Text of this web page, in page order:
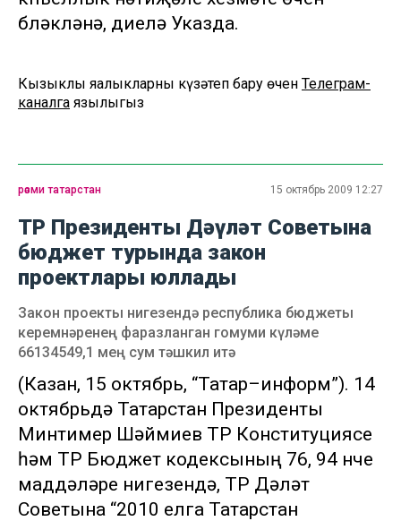
бүләкләнә, диелә Указда.
Кызыклы яңалыкларны күзәтеп бару өчен Телеграм-
каналга язылыгыз
рәсми татарстан 15 октябрь 2009 12:27
ТР Президенты Дәүләт Советына
бюджет турында закон
проектлары юллады
Закон проекты нигезендә республика бюджеты
керемнәренең фаразланган гомуми күләме
66134549,1 мең сум тәшкил итә
(Казан, 15 октябрь, “Татар–информ”). 14
октябрьдә Татарстан Президенты
Минтимер Шәймиев ТР Конституциясе
һәм ТР Бюджет кодексының 76, 94 нче
маддәләре нигезендә, ТР Дәүләт
Советына “2010 елга Татарстан